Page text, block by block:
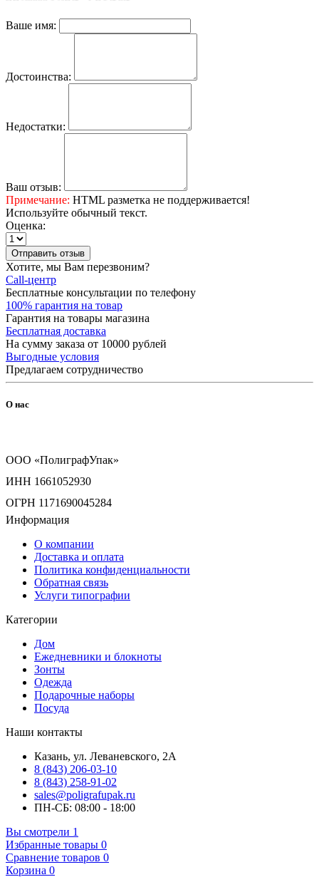
Ваше имя:
Достоинства:
Недостатки:
Ваш отзыв:
Примечание: HTML разметка не поддерживается!
Используйте обычный текст.
Оценка:
Отправить отзыв
Хотите, мы Вам перезвоним?
Call-центр
Бесплатные консультации по телефону
100% гарантия на товар
Гарантия на товары магазина
Бесплатная доставка
На сумму заказа от 10000 рублей
Выгодные условия
Предлагаем сотрудничество
О нас
ООО «ПолиграфУпак»
ИНН 1661052930
ОГРН 1171690045284
Информация
О компании
Доставка и оплата
Политика конфиденциальности
Обратная связь
Услуги типографии
Категории
Дом
Ежедневники и блокноты
Зонты
Одежда
Подарочные наборы
Посуда
Наши контакты
Казань, ул. Леваневского, 2А
8 (843) 206-03-10
8 (843) 258-91-02
sales@poligrafupak.ru
ПН-СБ: 08:00 - 18:00
Вы смотрели 1
Избранные товары 0
Сравнение товаров 0
Корзина 0